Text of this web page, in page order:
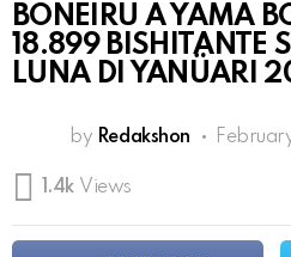
BONEIRU A YAMA
18.899 BISHITANTE
LUNA DI YANÜARI
by Redakshon
1.4k Views